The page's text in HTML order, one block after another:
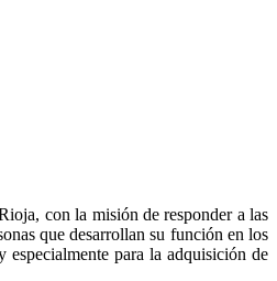
con la misión de responder a las
que desarrollan su función en los
para la adquisición de